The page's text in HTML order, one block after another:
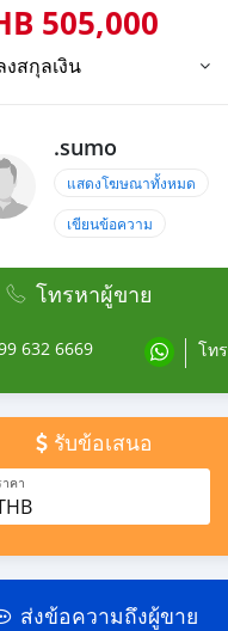
505,000
งสกุลเงิน
.sumo
แสดงโฆษณาทั้งหมด
เขียนข้อความ
โทรหาผู้ขาย
632 6669 โทร
รับข้อเสนอ
าคา
ส่งข้อความถึงผู้ขาย